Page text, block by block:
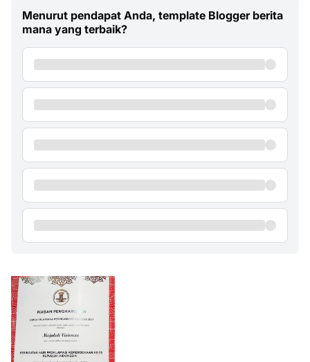
Menurut pendapat Anda, template Blogger berita
mana yang terbaik?